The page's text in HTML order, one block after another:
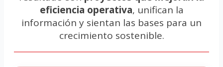
eficiencia operativa, unifican la
información y sientan las bases para un
crecimiento sostenible.